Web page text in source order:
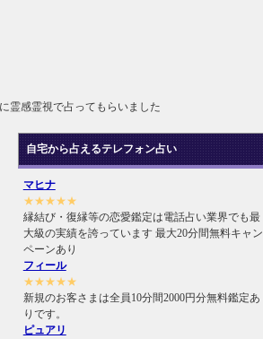
霊感霊視で占ってもらいました
自宅から占えるテレフォン占い
マヒナ
★★★★★
縁結び・復縁等の恋愛鑑定は電話占い業界でも最
大級の実績を誇っています 最大20分間無料キャン
ペーンあり
フィール
★★★★★
新規のお客さまは全員10分間2000円分無料鑑定あ
りです。
ピュアリ